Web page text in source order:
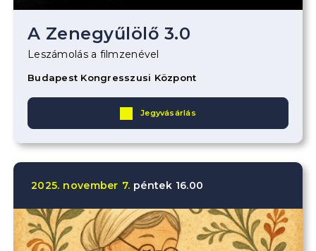
A Zenegyűlölő 3.0
Leszámolás a filmzenével
Budapest Kongresszusi Központ
Jegyvásárlás
2025. november 7. péntek 16.00